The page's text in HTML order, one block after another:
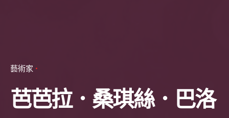
藝術家
芭芭拉．桑琪絲．巴洛